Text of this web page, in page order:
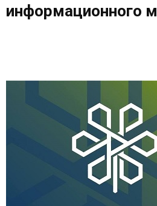
информационного